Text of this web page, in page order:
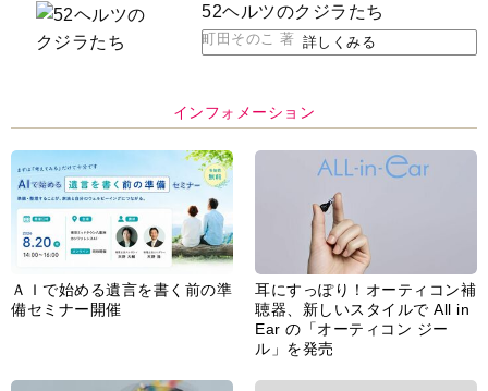
52ヘルツのクジラたち
町田そのこ 著 詳しくみる
インフォメーション
ＡＩで始める遺言を書く前の準
備セミナー開催
耳にすっぽり！オーティコン補
聴器、新しいスタイルで All in
Ear の「オーティコン ジー
ル」を発売